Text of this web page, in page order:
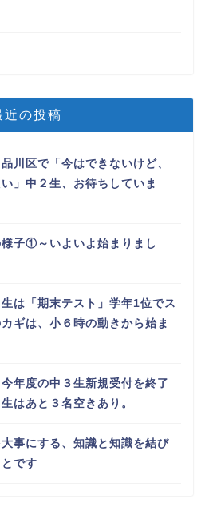
近の投稿
川区で「今はできないけど、
」中２生、お待ちしていま
子①～いよいよ始まりまし
は「期末テスト」学年1位でス
ギは、小６時の動きから始ま
年度の中３生新規受付を終了
はあと３名空きあり。
事にする、知識と知識を結び
です